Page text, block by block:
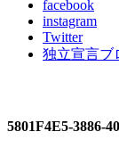
facebook
instagram
Twitter
独立宣言ブ
5801F4E5-3886-